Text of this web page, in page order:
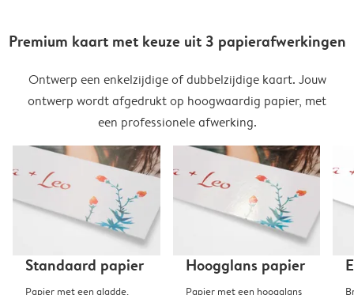
Premium kaart met keuze uit 3 papierafwerkingen
Ontwerp een enkelzijdige of dubbelzijdige kaart. Jouw
ontwerp wordt afgedrukt op hoogwaardig papier, met
een professionele afwerking.
Standaard papier
Papier met een gladde,
Hoogglans papier
Papier met een hoogglans